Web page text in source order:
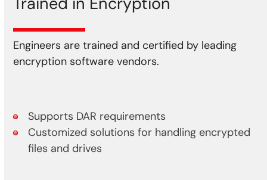
Engineers are trained and certified by leading
encryption software vendors.
Supports DAR requirements
Customized solutions for handling encrypted
files and drives